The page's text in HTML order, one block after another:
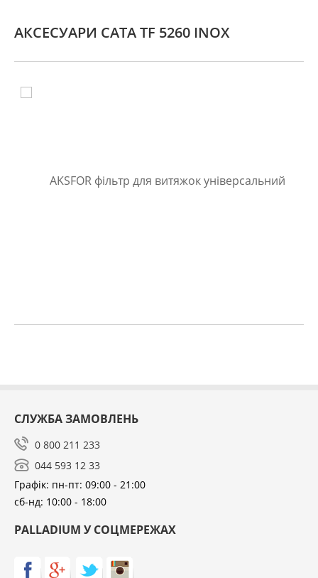
АКСЕСУАРИ CATA TF 5260 INOX
AKSFOR ФІЛЬТР ДЛЯ ВИТЯЖОК УНІВЕРСАЛЬНИЙ
ПРОТИЖИРОВИЙ (40*60)
59грн.
СЛУЖБА ЗАМОВЛЕНЬ
0 800 211 233
044 593 12 33
Графік: пн-пт: 09:00 - 21:00
сб-нд: 10:00 - 18:00
PALLADIUM У СОЦМЕРЕЖАХ